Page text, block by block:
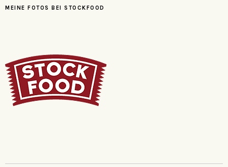
MEINE FOTOS BEI STOCKFOOD